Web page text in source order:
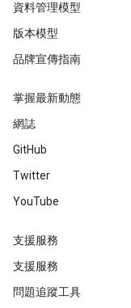
資料管理模型
版本模型
品牌宣傳指南
掌握最新動態
網誌
GitHub
Twitter
YouTube
支援服務
支援服務
問題追蹤工具